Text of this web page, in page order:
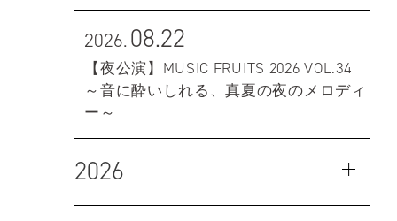
2026.08.22
【夜公演】MUSIC FRUITS 2026 VOL.34
～音に酔いしれる、真夏の夜のメロディ
ー～
2026